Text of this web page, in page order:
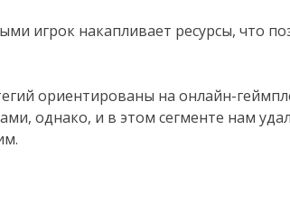
игрок накапливает ресурсы, что
ориентированы на онлайн-
однако, и в этом сегменте нам